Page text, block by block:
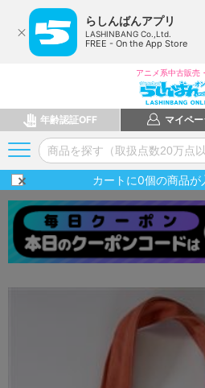
らしんばんアプリ
LASHINBANG Co.,Ltd.
FREE - On the App Store
アニメ系中古販売
年齢認証OFF マイペ
カートに0個の商品が